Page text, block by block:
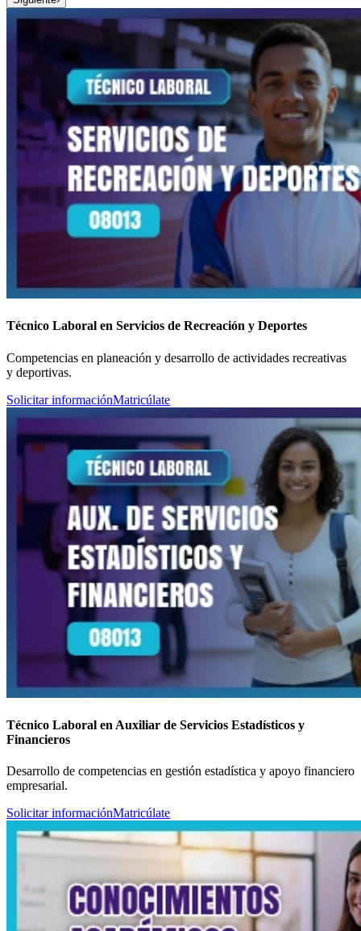
Técnico Laboral en Servicios de Recreación y Deportes
Competencias en planeación y desarrollo de actividades recreativas
y deportivas.
Solicitar informaciónMatricúlate
Técnico Laboral en Auxiliar de Servicios Estadísticos y
Financieros
Desarrollo de competencias en gestión estadística y apoyo financiero
empresarial.
Solicitar informaciónMatricúlate